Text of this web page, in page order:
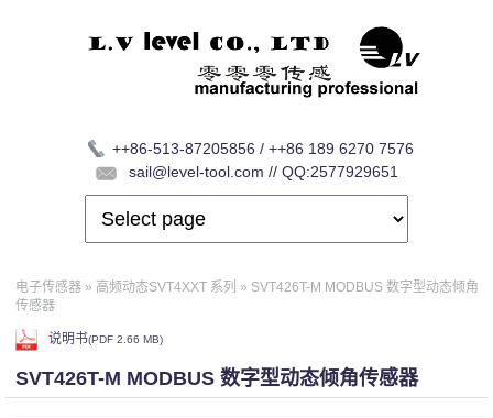
++86-513-87205856 / ++86 189 6270 7576
sail@level-tool.com // QQ:2577929651
电子传感器 » 高频动态SVT4XXT 系列 » SVT426T-M MODBUS 数字型动态倾角
传感器
说明书(PDF 2.66 MB)
SVT426T-M MODBUS 数字型动态倾角传感器